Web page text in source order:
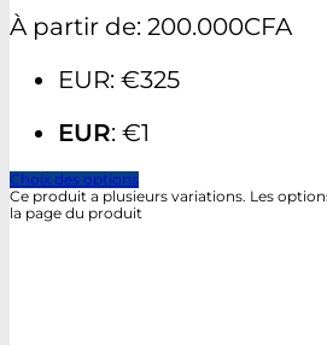
À partir de: 200.000CFA
EUR: €325
EUR: €1
Choix des options
Ce produit a plusieurs variations. Les
la page du produit